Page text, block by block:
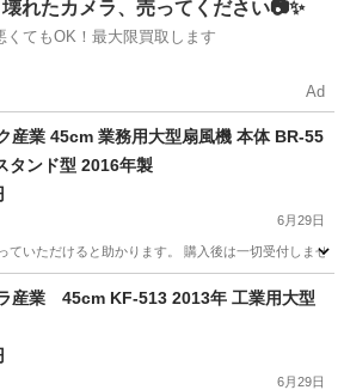
壊れたカメラ、売ってください📷✨
くてもOK！最大限買取します
Ad
産業 45cm 業務用大型扇風機 本体 BR-55
タンド型 2016年製
6月29日
ていただけると助かります。 購入後は一切受付しませ
季節、空調家電
産業 45cm KF-513 2013年 工業用大型
6月29日